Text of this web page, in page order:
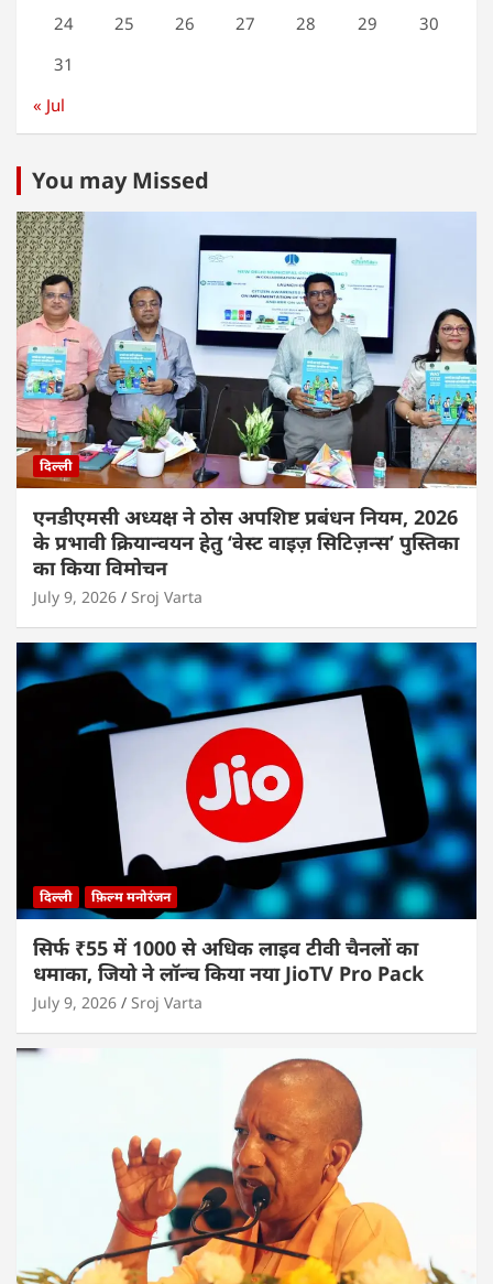
24 25 26 27 28 29
30
31
« Jul
You may Missed
दिल्ली
एनडीएमसी अध्यक्ष ने ठोस अपशिष्ट प्रबंधन नियम, 2026
के प्रभावी क्रियान्वयन हेतु ‘वेस्ट वाइज़ सिटिज़न्स’ पुस्तिका
का किया विमोचन
July 9, 2026 Sroj Varta
दिल्ली फ़िल्म मनोरंजन
सिर्फ ₹55 में 1000 से अधिक लाइव टीवी चैनलों का
धमाका, जियो ने लॉन्च किया नया JioTV Pro Pack
July 9, 2026 Sroj Varta